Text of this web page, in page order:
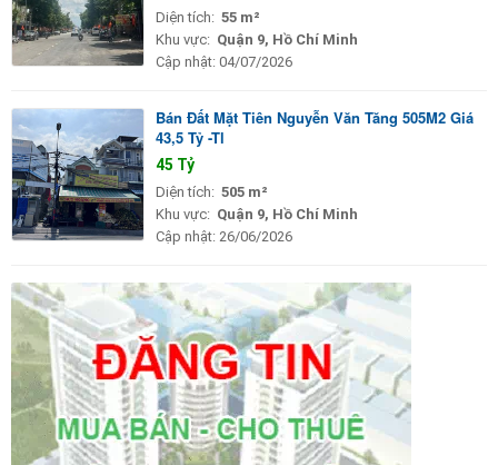
Diện tích: 55 m²
Khu vực: Quận 9, Hồ Chí Minh
Cập nhật: 04/07/2026
Bán Đất Mặt Tiên Nguyễn Văn Tăng 505M2 Giá
43,5 Tỷ -Tl
45 Tỷ
Diện tích: 505 m²
Khu vực: Quận 9, Hồ Chí Minh
Cập nhật: 26/06/2026